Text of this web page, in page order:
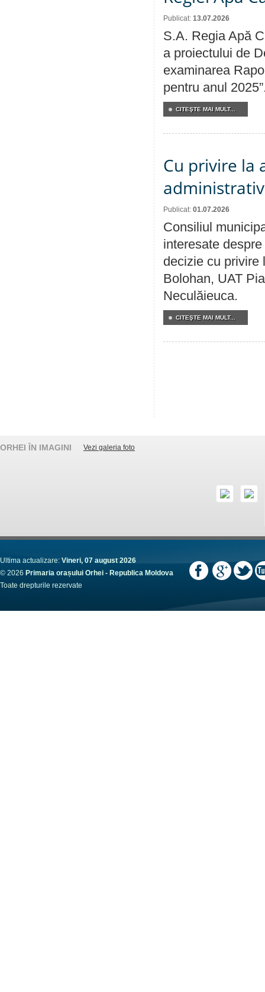
Publicat: 13.07.2026
S.A. Regia Apă
a proiectului de
examinarea
pentru anul
CITEŞTE MAI MULT...
Cu privire la
Publicat: 01.07.2026
Consiliul
interesate
decizie cu privire
Bolohan, UAT
Neculăieuca.
CITEŞTE MAI MULT...
ORHEI ÎN IMAGINI Vezi galeria foto
Ultima actualizare: Vineri, 07 august 2026
© 2026 Primaria orașului Orhei - Republica Moldova
Toate drepturile rezervate